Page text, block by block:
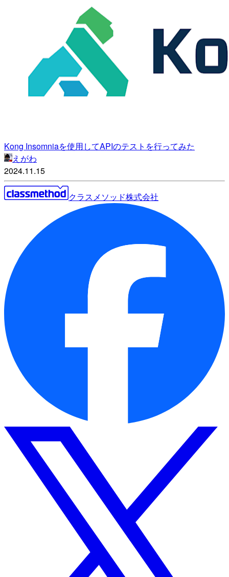
Kong Insomniaを使用してAPIのテストを行ってみた
えがわ
2024.11.15
クラスメソッド株式会社